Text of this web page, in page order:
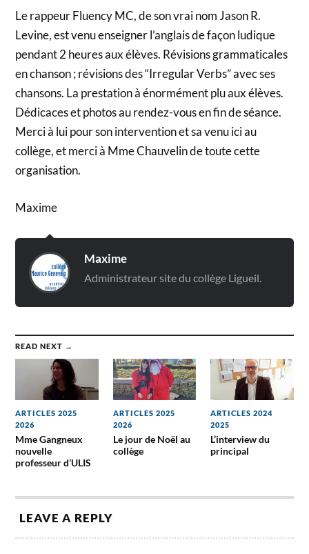
Le rappeur Fluency MC, de son vrai nom Jason R.
Levine, est venu enseigner l’anglais de façon ludique
pendant 2 heures aux élèves. Révisions grammaticales
en chanson ; révisions des “Irregular Verbs” avec ses
chansons. La prestation à énormément plu aux élèves.
Dédicaces et photos au rendez-vous en fin de séance.
Merci à lui pour son intervention et sa venu ici au
collège, et merci à Mme Chauvelin de toute cette
organisation.
Maxime
Maxime
Administrateur site du collège Ligueil.
READ NEXT →
ARTICLES 2025
2026
Mme Gangneux
nouvelle
professeur d’ULIS
ARTICLES 2025
2026
Le jour de Noël au
collège
ARTICLES 2024
2025
L’interview du
principal
LEAVE A REPLY